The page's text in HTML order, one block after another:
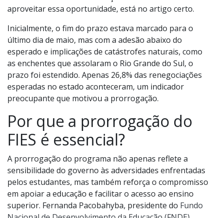
aproveitar essa oportunidade, está no artigo certo.
Inicialmente, o fim do prazo estava marcado para o
último dia de maio, mas com a adesão abaixo do
esperado e implicações de catástrofes naturais, como
as enchentes que assolaram o Rio Grande do Sul, o
prazo foi estendido. Apenas 26,8% das renegociações
esperadas no estado aconteceram, um indicador
preocupante que motivou a prorrogação.
Por que a prorrogação do
FIES é essencial?
A prorrogação do programa não apenas reflete a
sensibilidade do governo às adversidades enfrentadas
pelos estudantes, mas também reforça o compromisso
em apoiar a educação e facilitar o acesso ao ensino
superior. Fernanda Pacobahyba, presidente do Fundo